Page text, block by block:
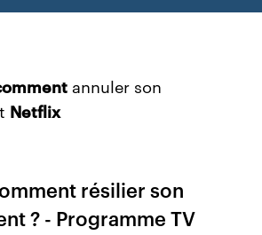
annuler son
Netflix
résilier son
? - Programme TV